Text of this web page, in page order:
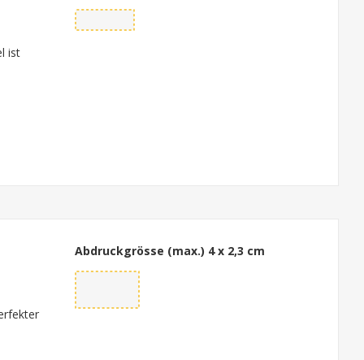
ist
Abdruckgrösse (max.) 4 x 2,3 cm